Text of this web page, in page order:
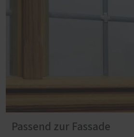
Passend zur Fassade